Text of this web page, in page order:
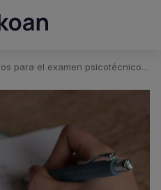
el examen psicotécnico de tu oposición